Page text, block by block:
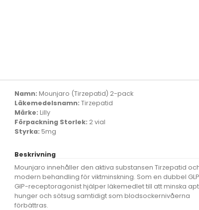
Namn: Mounjaro (Tirzepatid) 2-pack
Läkemedelsnamn: Tirzepatid
Märke: Lilly
Förpackning Storlek: 2 vial
Styrka: 5mg
Beskrivning
Mounjaro innehåller den aktiva substansen Tirzepatid
modern behandling för viktminskning. Som en dubbel
GIP-receptoragonist hjälper läkemedlet till att minska
hunger och sötsug samtidigt som blodsockernivåerna
förbättras.